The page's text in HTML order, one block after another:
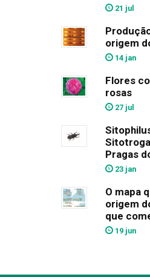
21 jul
origem
14 jan
Flores
rosas
27 jul
Pragas
23 jan
O mapa
origem
que
19 jun